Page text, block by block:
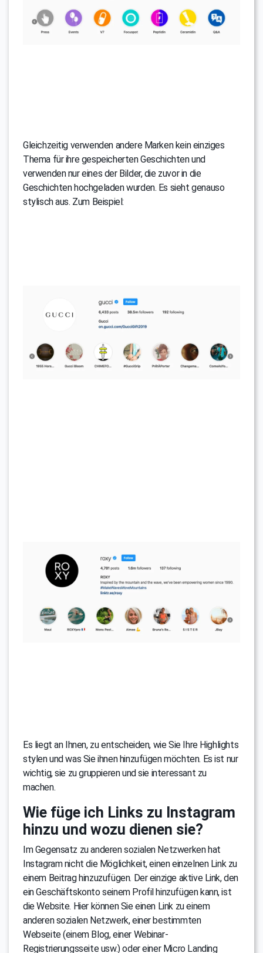
Gleichzeitig verwenden andere Marken kein einziges
Thema für ihre gespeicherten Geschichten und
verwenden nur eines der Bilder, die zuvor in die
Geschichten hochgeladen wurden. Es sieht genauso
stylisch aus. Zum Beispiel:
Es liegt an Ihnen, zu entscheiden, wie Sie Ihre Highlights
stylen und was Sie ihnen hinzufügen möchten. Es ist nur
wichtig, sie zu gruppieren und sie interessant zu
machen.
Wie füge ich Links zu Instagram
hinzu und wozu dienen sie?
Im Gegensatz zu anderen sozialen Netzwerken hat
Instagram nicht die Möglichkeit, einen einzelnen Link zu
einem Beitrag hinzuzufügen. Der einzige aktive Link, den
ein Geschäftskonto seinem Profil hinzufügen kann, ist
die Website. Hier können Sie einen Link zu einem
anderen sozialen Netzwerk, einer bestimmten
Webseite (einem Blog, einer Webinar-
Registrierungsseite usw.) oder einer Micro Landing